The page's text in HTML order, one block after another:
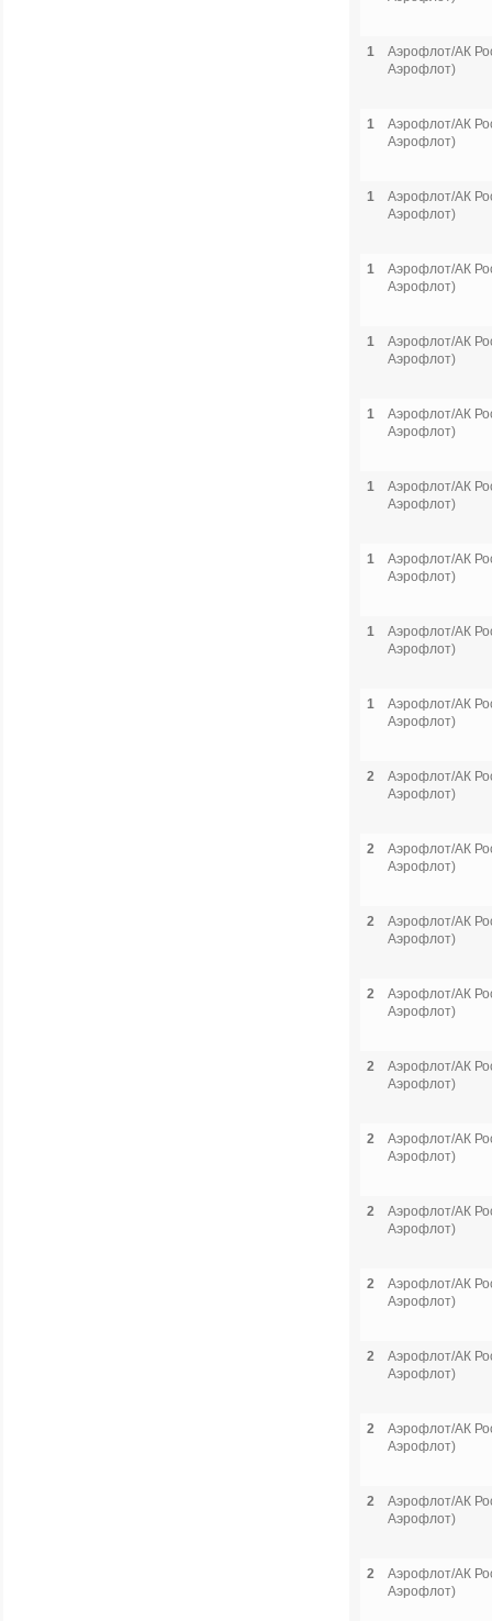
1
Аэрофлот/АК
Аэрофлот)
1
Аэрофлот/АК
Аэрофлот)
1
Аэрофлот/АК
Аэрофлот)
1
Аэрофлот/АК
Аэрофлот)
1
Аэрофлот/АК
Аэрофлот)
1
Аэрофлот/АК
Аэрофлот)
1
Аэрофлот/АК
Аэрофлот)
1
Аэрофлот/АК
Аэрофлот)
1
Аэрофлот/АК
Аэрофлот)
1
Аэрофлот/АК
Аэрофлот)
2
Аэрофлот/АК
Аэрофлот)
2
Аэрофлот/АК
Аэрофлот)
2
Аэрофлот/АК
Аэрофлот)
2
Аэрофлот/АК
Аэрофлот)
2
Аэрофлот/АК
Аэрофлот)
2
Аэрофлот/АК
Аэрофлот)
2
Аэрофлот/АК
Аэрофлот)
2
Аэрофлот/АК
Аэрофлот)
2
Аэрофлот/АК
Аэрофлот)
2
Аэрофлот/АК
Аэрофлот)
2
Аэрофлот/АК
Аэрофлот)
2
Аэрофлот/АК
Аэрофлот)